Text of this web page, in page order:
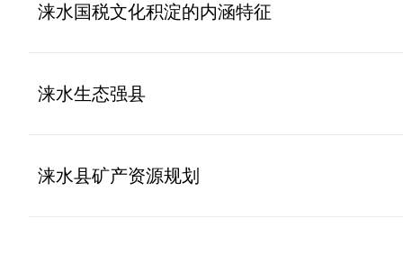
涞水国税文化积淀的内涵特征
涞水生态强县
涞水县矿产资源规划